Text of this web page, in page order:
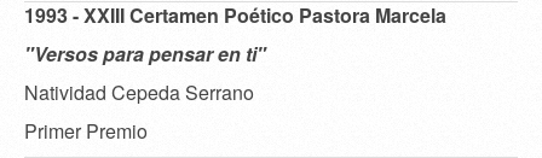
1993 - XXIII Certamen Poético Pastora Marcela
"Versos para pensar en ti"
Natividad Cepeda Serrano
Primer Premio